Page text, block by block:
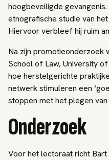
hoogbeveiligde
etnografische studie van
Hiervoor verbleef hij ruim
Na zijn promotieonderzoek
School of Law, University
hoe herstelgerichte
netwerk stimuleren een
stoppen met het plegen
Onderzoek
Voor het lectoraat richt